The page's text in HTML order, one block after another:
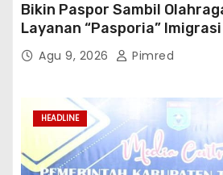
Bikin Paspor Sambil
Layanan “Pasporia”
Buat CFD Makin Ceria
Agu 9, 2026 Pimred
HEADLINE